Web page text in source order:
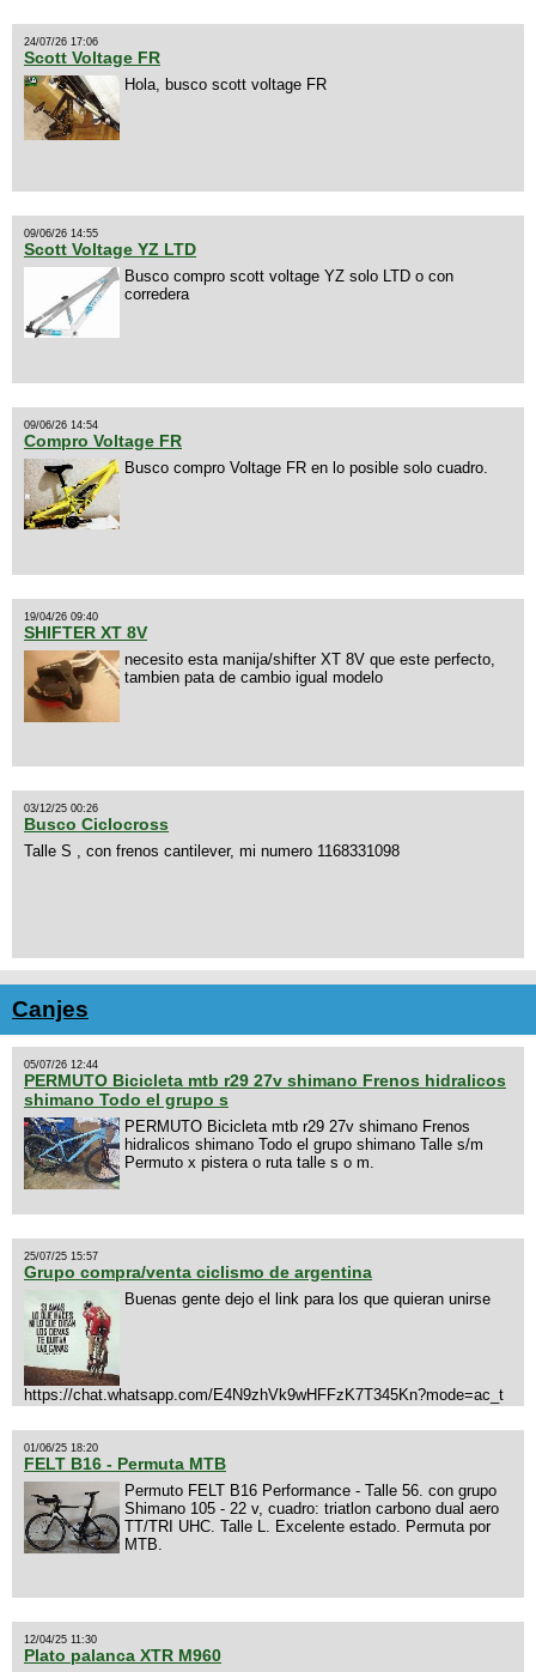
24/07/26 17:06
Scott Voltage FR
Hola, busco scott voltage FR
09/06/26 14:55
Scott Voltage YZ LTD
Busco compro scott voltage YZ solo LTD o con
corredera
09/06/26 14:54
Compro Voltage FR
Busco compro Voltage FR en lo posible solo cuadro.
19/04/26 09:40
SHIFTER XT 8V
necesito esta manija/shifter XT 8V que este perfecto,
tambien pata de cambio igual modelo
03/12/25 00:26
Busco Ciclocross
Talle S , con frenos cantilever, mi numero 1168331098
Canjes
05/07/26 12:44
PERMUTO Bicicleta mtb r29 27v shimano Frenos hidralicos
shimano Todo el grupo s
PERMUTO Bicicleta mtb r29 27v shimano Frenos
hidralicos shimano Todo el grupo shimano Talle s/m
Permuto x pistera o ruta talle s o m.
25/07/25 15:57
Grupo compra/venta ciclismo de argentina
Buenas gente dejo el link para los que quieran unirse
https://chat.whatsapp.com/E4N9zhVk9wHFFzK7T345Kn?mode=ac_t
01/06/25 18:20
FELT B16 - Permuta MTB
Permuto FELT B16 Performance - Talle 56. con grupo
Shimano 105 - 22 v, cuadro: triatlon carbono dual aero
TT/TRI UHC. Talle L. Excelente estado. Permuta por
MTB.
12/04/25 11:30
Plato palanca XTR M960